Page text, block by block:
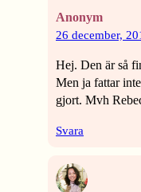
Anonym
26 december,
Hej. Den är så
Men ja fattar
gjort. Mvh
Svara